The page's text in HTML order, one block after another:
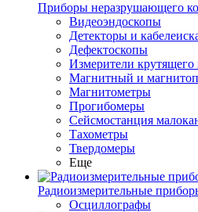
Приборы неразрушающего
Видеоэндоскопы
Детекторы и
Дефектоскопы
Измерители крутящего
Магнитный и
Магнитометры
Прогибомеры
Сейсмостанция
Тахометры
Твердомеры
Еще
Радиоизмерительные
Осциллографы